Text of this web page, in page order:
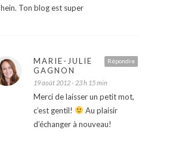
hein. Ton blog est super
Répondre
MARIE-JULIE
GAGNON
19 août 2012 - 23 h 15 min
Merci de laisser un petit mot,
c’est gentil!
Au plaisir
d’échanger à nouveau!